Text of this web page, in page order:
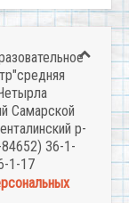
Самарской
р-
36-1-
1-17